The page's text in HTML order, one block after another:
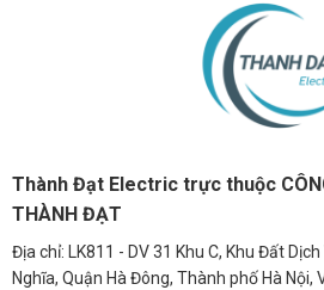
Thành Đạt Electric trực thuộc
THÀNH ĐẠT
Địa chỉ: LK811 - DV 31 Khu C, Khu Đất
Nghĩa, Quận Hà Đông, Thành phố Hà Nội,